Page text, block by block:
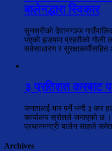
बालेनद्धारा स्विकार
सुनसरीको देवानगञ्ज
भएको झडपमा प्रहरीको
सर्वसाधारण र
३ प्रतिशत करबाट
जनतालई भार पर्ने भन्दै ३ कर
कार्यालय स्रोतले जनाएको छ
प्रधानमन्त्री बालेन साहले
Archives